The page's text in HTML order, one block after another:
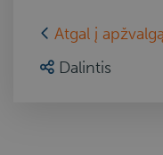
Atgal į apžvalgą
Dalintis